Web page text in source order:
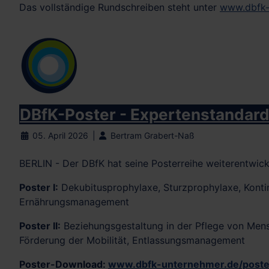
Das vollständige Rundschreiben steht unter
DBfK-Poster -
05. April 2026 Bertram Grabert-Naß
BERLIN - Der DBfK hat seine Posterreihe
Poster I: Dekubitusprophylaxe, Sturzprophylaxe,
Ernährungsmanagement
Poster II: Beziehungsgestaltung in der Pflege von
Förderung der Mobilität, Entlassungsmanagement
Poster-Download: www.dbfk-unternehmer.de/